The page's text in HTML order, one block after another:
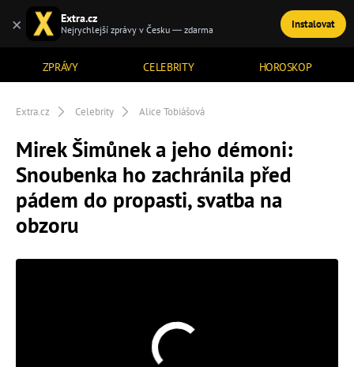
ZPRÁVY CELEBRITY HOROSKOP
TÉMATA
Extra.cz Celebrity Alice Tobiášová
Mirek Šimůnek a jeho démoni:
Snoubenka ho zachránila před
pádem do propasti, svatba na
obzoru
× Extra.cz
Nejrychlejší zprávy v Česku — zdarma Instalovat